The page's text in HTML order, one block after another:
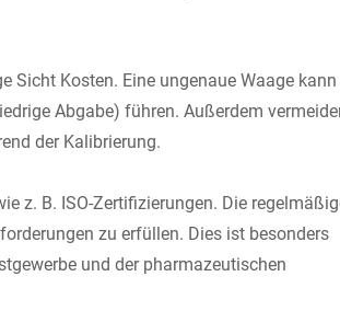
Sicht Kosten. Eine ungenaue Waage kann
Abgabe) führen. Außerdem
der Kalibrierung.
z. B. ISO-Zertifizierungen. Die
zu erfüllen. Dies ist besonders
und der pharmazeutischen